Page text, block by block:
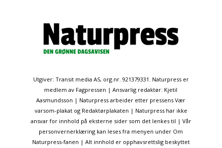
Utgiver: Transit media AS, org.nr. 921379331. Naturpress er
medlem av Fagpressen | Ansvarlig redaktør: Kjetil
Aasmundsson | Naturpress arbeider etter pressens Vær
varsom-plakat og Redaktørplakaten | Naturpress har ikke
ansvar for innhold på eksterne sider som det lenkes til | Vår
personvernerklæring kan leses fra menyen under Om
Naturpress-fanen | Alt innhold er opphavsrettslig beskyttet